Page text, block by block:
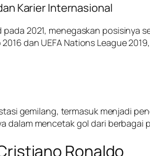
Karier Internasional
2021, menegaskan posisinya
dan UEFA Nations League
gemilang, termasuk menjadi
dalam mencetak gol dari
Ronaldo